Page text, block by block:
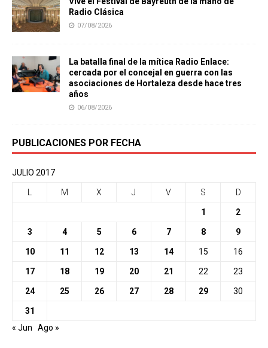
Radio Clásica
07/08/2026
La batalla final de la mítica Radio Enlace:
cercada por el concejal en guerra con las
asociaciones de Hortaleza desde hace tres
años
06/08/2026
PUBLICACIONES POR FECHA
JULIO 2017
M X J V S D
1 2
3 4 5 6 7 8 9
10 11 12 13 14 15 16
17 18 19 20 21 22 23
24 25 26 27 28 29 30
31
« Jun
Ago »